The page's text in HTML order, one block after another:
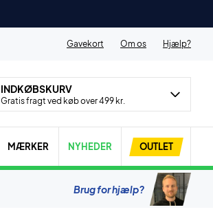
Gavekort Om os Hjælp?
INDKØBSKURV
Gratis fragt ved køb over 499 kr.
MÆRKER NYHEDER OUTLET
Brug for hjælp?